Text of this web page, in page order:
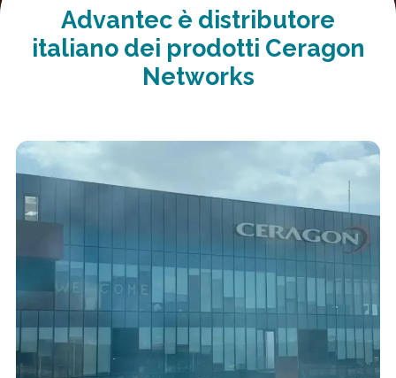
Advantec è distributore
italiano dei prodotti Ceragon
Networks